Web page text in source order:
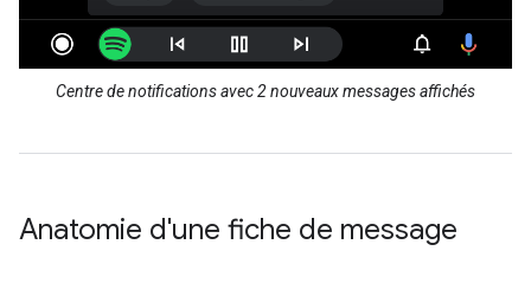
Centre de notifications avec 2 nouveaux messages affichés
Anatomie d'une fiche de message